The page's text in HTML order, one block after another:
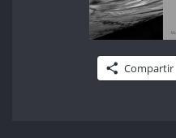
Compartir